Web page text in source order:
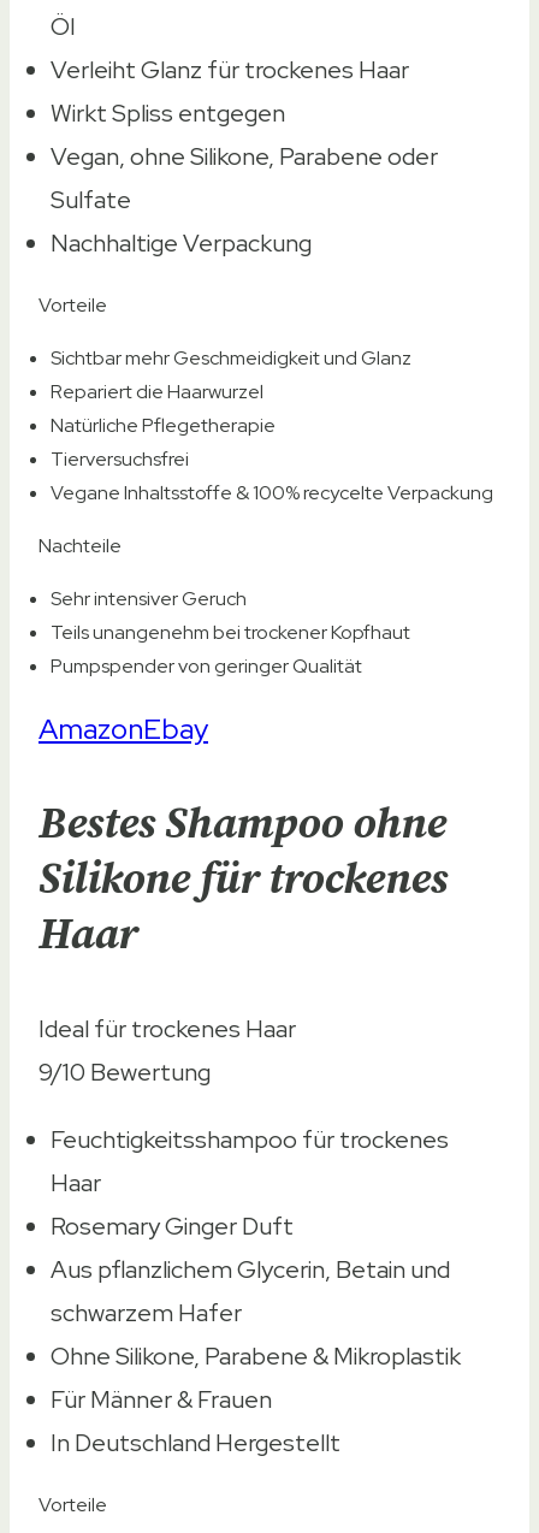
Öl
Verleiht Glanz für trockenes Haar
Wirkt Spliss entgegen
Vegan, ohne Silikone, Parabene oder
Sulfate
Nachhaltige Verpackung
Vorteile
Sichtbar mehr Geschmeidigkeit und Glanz
Repariert die Haarwurzel
Natürliche Pflegetherapie
Tierversuchsfrei
Vegane Inhaltsstoffe & 100% recycelte Verpackung
Nachteile
Sehr intensiver Geruch
Teils unangenehm bei trockener Kopfhaut
Pumpspender von geringer Qualität
AmazonEbay
Bestes Shampoo ohne
Silikone für trockenes
Haar
Ideal für trockenes Haar
9/10 Bewertung
Feuchtigkeitsshampoo für trockenes
Haar
Rosemary Ginger Duft
Aus pflanzlichem Glycerin, Betain und
schwarzem Hafer
Ohne Silikone, Parabene & Mikroplastik
Für Männer & Frauen
In Deutschland Hergestellt
Vorteile